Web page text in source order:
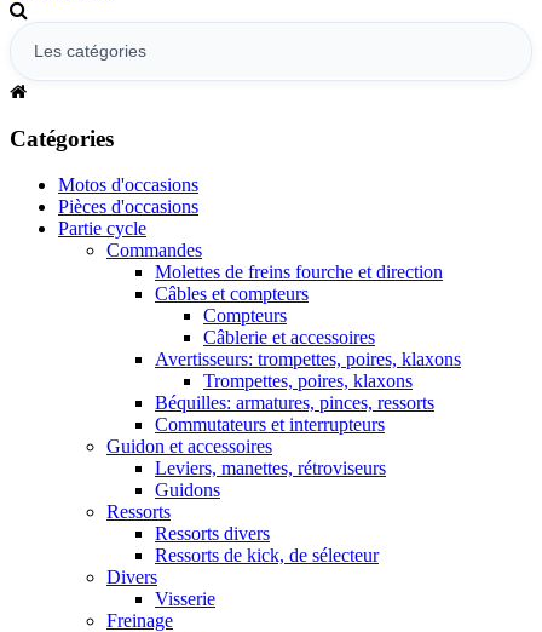
Catégories
Motos d'occasions
Pièces d'occasions
Partie cycle
Commandes
Molettes de freins fourche et direction
Câbles et compteurs
Compteurs
Câblerie et accessoires
Avertisseurs: trompettes, poires, klaxons
Trompettes, poires, klaxons
Béquilles: armatures, pinces, ressorts
Commutateurs et interrupteurs
Guidon et accessoires
Leviers, manettes, rétroviseurs
Guidons
Ressorts
Ressorts divers
Ressorts de kick, de sélecteur
Divers
Visserie
Freinage